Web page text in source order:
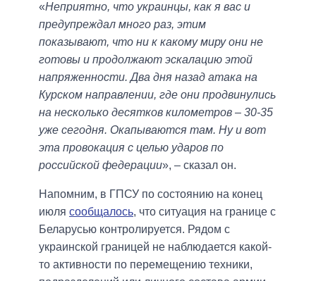
«Неприятно, что украинцы, как я вас и
предупреждал много раз, этим
показывают, что ни к какому миру они не
готовы и продолжают эскалацию этой
напряженности. Два дня назад атака на
Курском направлении, где они продвинулись
на несколько десятков километров – 30-35
уже сегодня. Окапываются там. Ну и вот
эта провокация с целью ударов по
российской федерации», – сказал он.
Напомним, в ГПСУ по состоянию на конец
июля сообщалось, что ситуация на границе с
Беларусью контролируется. Рядом с
украинской границей не наблюдается какой-
то активности по перемещению техники,